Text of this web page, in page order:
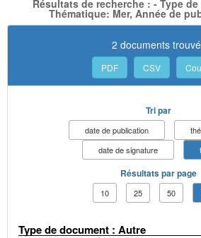
Résultats de recherche : - Type
Thématique: Mer, Année de
2 documents
PDF CSV
Tri par
date de publication
date de signature
Résultats par page
10 25 50
Type de document : Autre